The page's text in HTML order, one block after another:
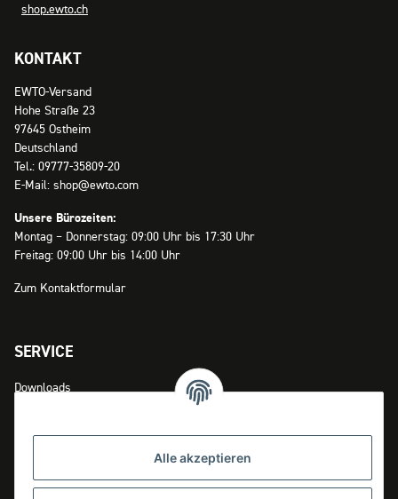
shop.ewto.ch
KONTAKT
EWTO-Versand
Hohe Straße 23
97645 Ostheim
Deutschland
Tel.: 09777-35809-20
E-Mail: shop@ewto.com
Unsere Bürozeiten:
Montag – Donnerstag: 09:00 Uhr bis 17:30 Uhr
Freitag: 09:00 Uhr bis 14:00 Uhr
Zum Kontaktformular
SERVICE
Downloads
Widerrufsrecht
Alle akzeptieren